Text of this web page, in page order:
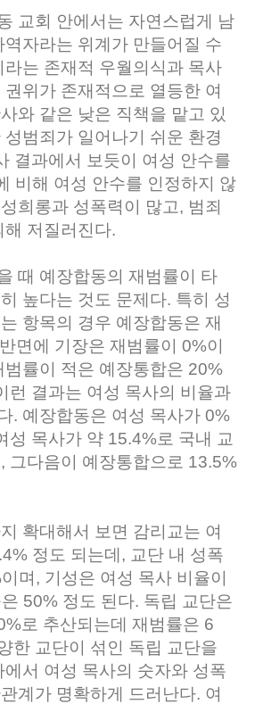
교회 안에서는 자연스럽게 남
자라는 위계가 만들어질 수
라는 존재적 우월의식과 목사
위가 존재적으로 열등한 여
와 같은 낮은 직책을 맡고 있
범죄가 일어나기 쉬운 환경
결과에서 보듯이 여성 안수를
비해 여성 안수를 인정하지 않
희롱과 성폭력이 많고, 범죄
저질러진다.
때 예장합동의 재범률이 타
높다는 것도 문제다. 특히 성
항목의 경우 예장합동은 재
면에 기장은 재범률이 0%이
범률이 적은 예장통합은 20%
런 결과는 여성 목사의 비율과
. 예장합동은 여성 목사가 0%
성 목사가 약 15.4%로 국내 교
그다음이 예장통합으로 13.5%
확대해서 보면 감리교는 여
정도 되는데, 교단 내 성폭
며, 기성은 여성 목사 비율이
50% 정도 된다. 독립 교단은
로 추산되는데 재범률은 6
한 교단이 섞인 독립 교단을
서 여성 목사의 숫자와 성폭
계가 명확하게 드러난다. 여